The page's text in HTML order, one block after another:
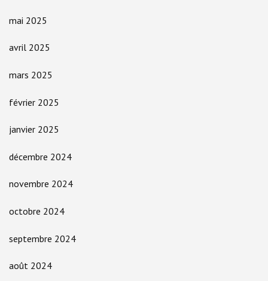
mai 2025
avril 2025
mars 2025
février 2025
janvier 2025
décembre 2024
novembre 2024
octobre 2024
septembre 2024
août 2024